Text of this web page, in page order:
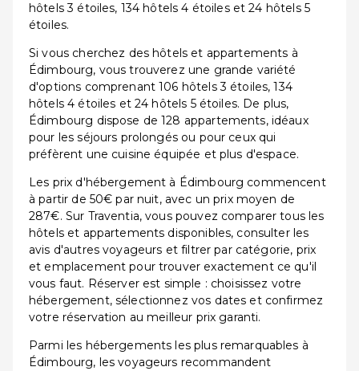
hôtels 3 étoiles, 134 hôtels 4 étoiles et 24 hôtels 5
étoiles.
Si vous cherchez des hôtels et appartements à
Édimbourg, vous trouverez une grande variété
d'options comprenant 106 hôtels 3 étoiles, 134
hôtels 4 étoiles et 24 hôtels 5 étoiles. De plus,
Édimbourg dispose de 128 appartements, idéaux
pour les séjours prolongés ou pour ceux qui
préfèrent une cuisine équipée et plus d'espace.
Les prix d'hébergement à Édimbourg commencent
à partir de 50€ par nuit, avec un prix moyen de
287€. Sur Traventia, vous pouvez comparer tous les
hôtels et appartements disponibles, consulter les
avis d'autres voyageurs et filtrer par catégorie, prix
et emplacement pour trouver exactement ce qu'il
vous faut. Réserver est simple : choisissez votre
hébergement, sélectionnez vos dates et confirmez
votre réservation au meilleur prix garanti.
Parmi les hébergements les plus remarquables à
Édimbourg, les voyageurs recommandent